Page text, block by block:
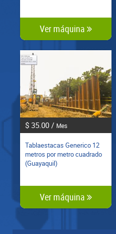
Ver máquina
$ 35.00 / Mes
Tablaestacas Generico 12
metros por metro cuadrado
(Guayaquil)
Ver máquina